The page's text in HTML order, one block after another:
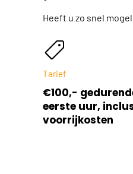
Heeft u zo snel
Tarief
€100,-
eerste uur,
voorrijkosten